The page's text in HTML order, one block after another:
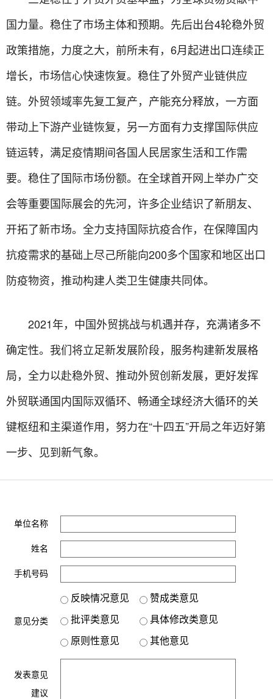
国力量。稳住了市场主体和预期。先后出台4轮稳外贸
政策措施，力度之大，前所未有，6月起进出口连续正
增长，市场信心快速恢复。稳住了外贸产业链供应
链。外贸领域率先复工复产，产能充分释放，一方面
带动上下游产业链恢复，另一方面有力支撑国际供应
链运转，满足疫情期间各国人民居家生活和工作需
要。稳住了国际市场份额。在全球首开网上举办广交
会等重要国际展会的先河，许多企业结识了新朋友、
开拓了新市场。全力支持国际抗疫合作，在保障国内
抗疫需求的基础上尽己所能向200多个国家和地区出口
防疫物资，推动构建人类卫生健康共同体。
2021年，中国外贸挑战与机遇并存，充满诸多不
确定性。我们将立足新发展阶段，服务构建新发展格
局，全力以赴稳外贸、推动外贸创新发展，更好发挥
外贸联通国内国际双循环、畅通全球经济大循环的关
键枢纽和主渠道作用，努力在“十四五”开局之年迈好第
一步、见到新气象。
单位名称
姓名
手机号码
意见分类
反映情况意见
赞成类意见
批评类意见
具体修改类意见
原则性意见
其他意见
发表意见
建议